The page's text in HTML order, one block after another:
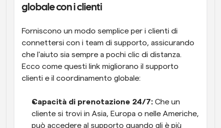
globale con i clienti
Forniscono un modo semplice per i clienti di
connettersi con i team di supporto, assicurando
che l'aiuto sia sempre a pochi clic di distanza.
Ecco come questi link migliorano il supporto
clienti e il coordinamento globale:
Capacità di prenotazione 24/7: Che un
cliente si trovi in Asia, Europa o nelle Americhe,
può accedere al supporto quando gli è più